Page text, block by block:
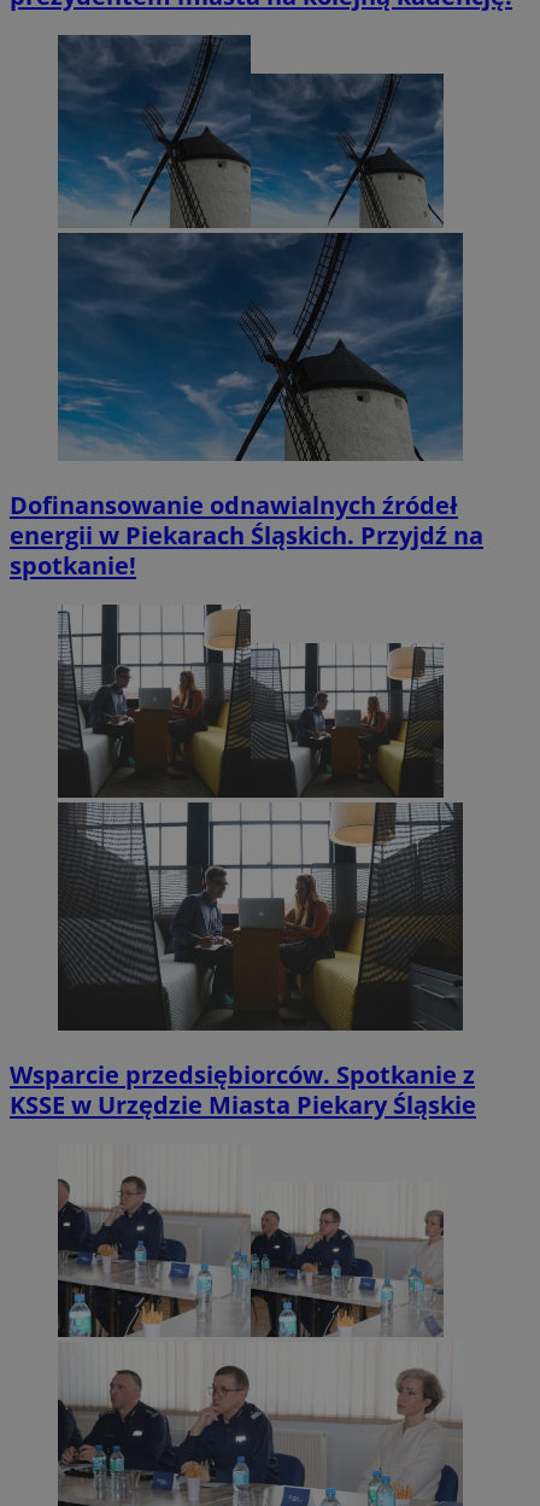
Dofinansowanie odnawialnych źródeł
energii w Piekarach Śląskich. Przyjdź na
spotkanie!
Wsparcie przedsiębiorców. Spotkanie z
KSSE w Urzędzie Miasta Piekary Śląskie